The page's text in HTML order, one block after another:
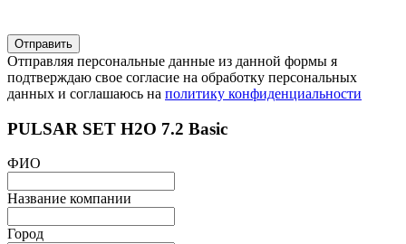
Отправляя персональные данные из данной формы я
подтверждаю свое согласие на обработку персональных
данных и соглашаюсь на политику конфиденциальности
PULSAR SET H2O 7.2 Basic
ФИО
Название компании
Город